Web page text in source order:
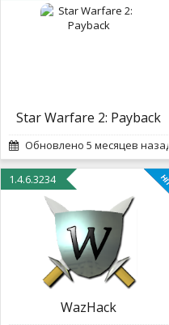
Star Warfare 2: Payback
Обновлено 5 месяцев назад
1.4.6.3234
WazHack